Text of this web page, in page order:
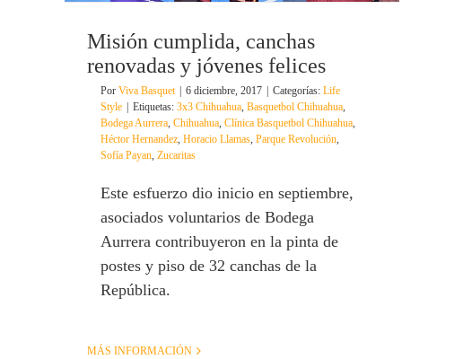
Misión cumplida, canchas
renovadas y jóvenes felices
Por Viva Basquet 6 diciembre, 2017 Categorías: Life
Style
Etiquetas: 3x3 Chihuahua, Basquetbol Chihuahua,
Bodega Aurrera, Chihuahua, Clínica Basquetbol Chihuahua,
Héctor Hernandez, Horacio Llamas, Parque Revolución,
Sofía Payan, Zucaritas
Este esfuerzo dio inicio en septiembre,
asociados voluntarios de Bodega
Aurrera contribuyeron en la pinta de
postes y piso de 32 canchas de la
República.
MÁS INFORMACIÓN